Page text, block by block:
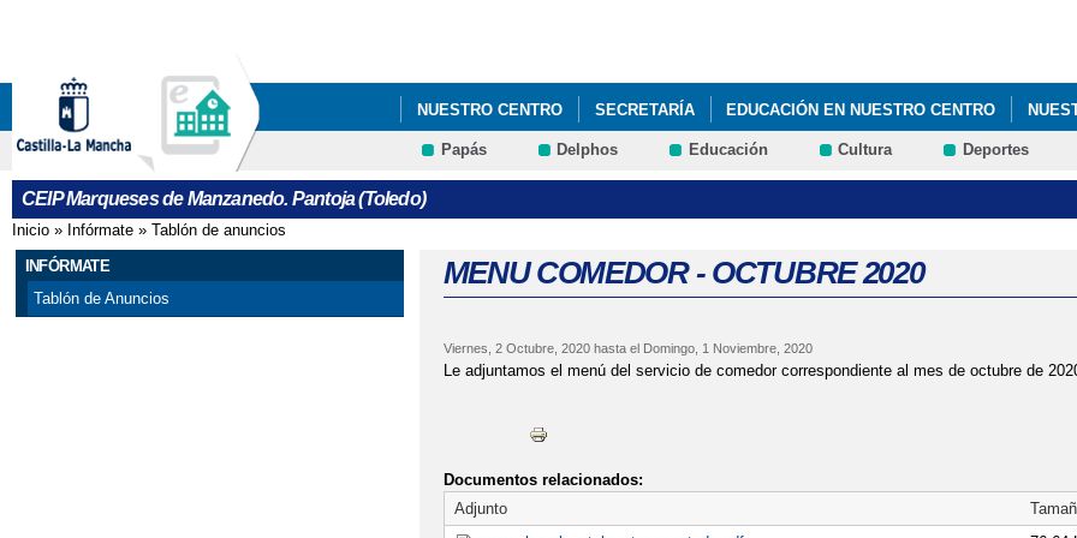
NUESTRO CENTRO SECRETARÍA EDUCACIÓN EN NUESTRO CENTRO
Papás Delphos Educación Cultura Deportes
CEIP Marqueses de Manzanedo. Pantoja (Toledo)
Se encuentra usted aquí
Inicio » Infórmate » Tablón de anuncios
INFÓRMATE
Tablón de Anuncios
MENU COMEDOR - OCTUBRE 2020
Viernes, 2 Octubre, 2020hasta el Domingo, 1 Noviembre, 2020
Le adjuntamos el menú del servicio de comedor correspondiente al mes de octubre de
Documentos relacionados:
Adjunto